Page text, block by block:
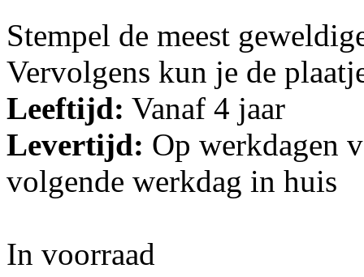
Stempel de meest
Vervolgens kun je de
Leeftijd: Vanaf 4 jaar
Levertijd: Op werkdagen
volgende werkdag in huis
In voorraad